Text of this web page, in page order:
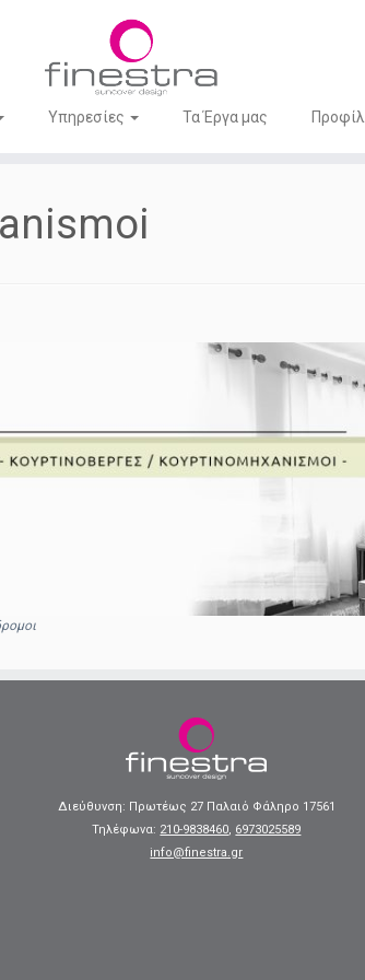
Υπηρεσίες Τα Έργα μας Προφίλ
Διεύθυνση: Πρωτέως 27 Παλαιό Φάληρο 17561
Τηλέφωνα: 210-9838460, 6973025589
info@finestra.gr